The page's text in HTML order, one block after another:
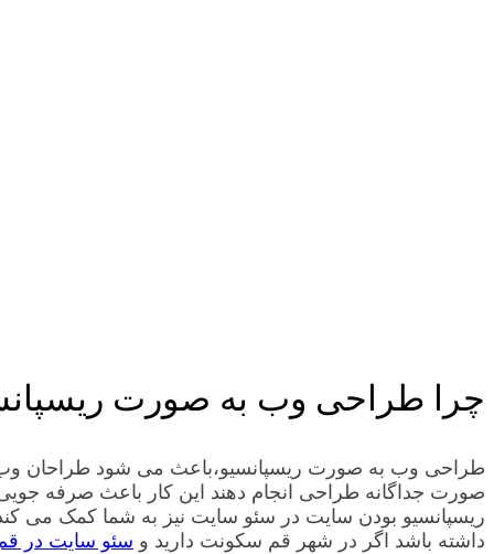
چرا طراحی وب به صورت
طراحی وب به صورت ریسپانسیو،باعث می شود طراحان وب ،
صورت جداگانه طراحی انجام دهند این کار باعث صرفه
ریسپانسیو بودن سایت در سئو سایت نیز به شما کمک می کند
داشته باشد اگر در شهر قم سکونت دارید و سئو سایت در